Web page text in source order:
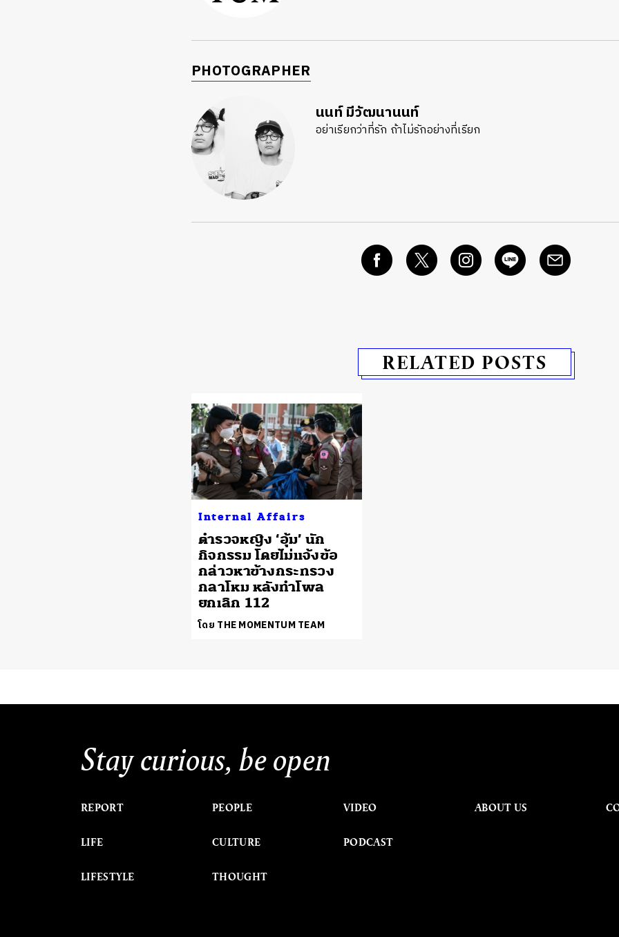
PHOTOGRAPHER
นนท์ มีวัฒนานนท์
อย่าเรียกว่าที่รัก ถ้าไม่รักอย่างที่เรียก
RELATED POSTS
Internal Affairs
ตำรวจหญิง ‘อุ้ม’ นัก
กิจกรรม โดยไม่แจ้งข้อ
กล่าวหาข้างกระทรวง
กลาโหม หลังทำโพล
ยกเลิก 112
โดย THE MOMENTUM TEAM
Stay curious, be open
REPORT
LIFE
LIFESTYLE
PEOPLE
CULTURE
THOUGHT
VIDEO
PODCAST
ABOUT US